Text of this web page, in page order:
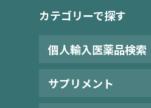
カテゴリーで探す
個人輸入医薬品検索
サプリメント